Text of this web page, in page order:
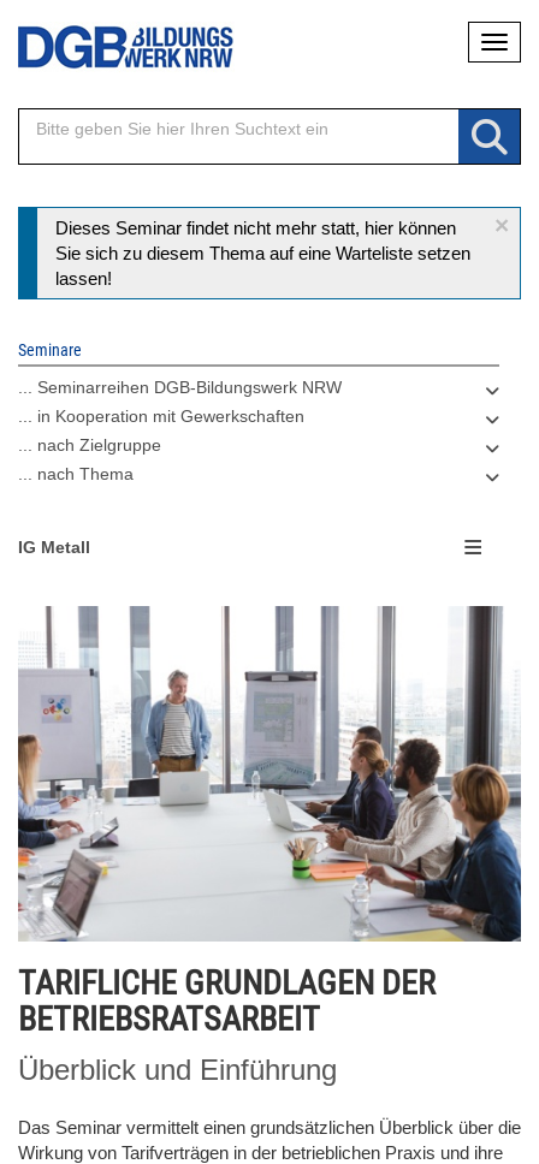
Direkt
Inhalt
×
Statusmeldung
Dieses Seminar findet nicht mehr statt, hier können
Sie sich zu diesem Thema auf eine Warteliste setzen
lassen!
Seminare
... Seminarreihen DGB-Bildungswerk NRW
... in Kooperation mit Gewerkschaften
... nach Zielgruppe
... nach Thema
IG Metall
TARIFLICHE GRUNDLAGEN DER
BETRIEBSRATSARBEIT
Überblick und Einführung
Das Seminar vermittelt einen grundsätzlichen Überblick über die
Wirkung von Tarifverträgen in der betrieblichen Praxis und ihre